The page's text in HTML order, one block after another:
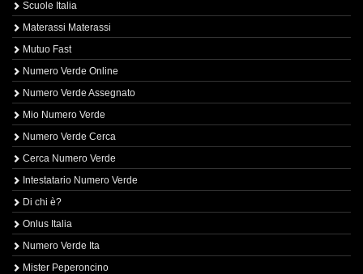
Scuole Italia
Materassi Materassi
Mutuo Fast
Numero Verde Online
Numero Verde Assegnato
Mio Numero Verde
Numero Verde Cerca
Cerca Numero Verde
Intestatario Numero Verde
Di chi è?
Onlus Italia
Numero Verde Ita
Mister Peperoncino